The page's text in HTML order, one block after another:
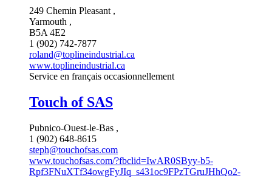
249 Chemin Pleasant ,
Yarmouth ,
B5A 4E2
1 (902) 742-7877
roland@toplineindustrial.ca
www.toplineindustrial.ca
Service en français occasionnellement
Touch of SAS
Pubnico-Ouest-le-Bas ,
1 (902) 648-8615
steph@touchofsas.com
www.touchofsas.com/?fbclid=IwAR0SByy-b5-
Rpf3FNuXTf34owgFyJIq_s431oc9FPzTGruJHhQo2-